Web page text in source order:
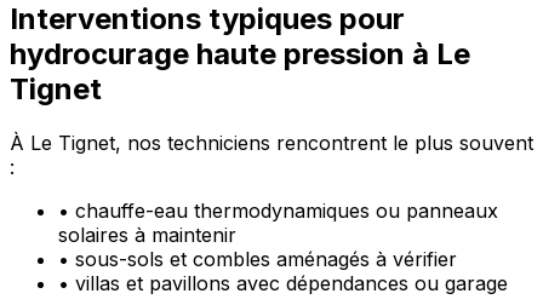
Interventions typiques pour
hydrocurage haute pression à Le
Tignet
À Le Tignet, nos techniciens rencontrent le plus souvent
:
• chauffe-eau thermodynamiques ou panneaux
solaires à maintenir
• sous-sols et combles aménagés à vérifier
• villas et pavillons avec dépendances ou garage